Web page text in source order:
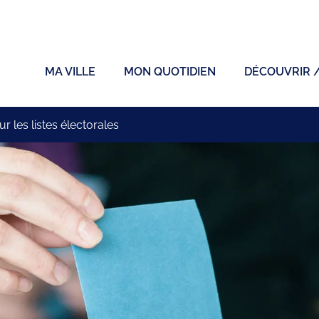
MA VILLE MON QUOTIDIEN DÉCOUVRIR
les listes électorales